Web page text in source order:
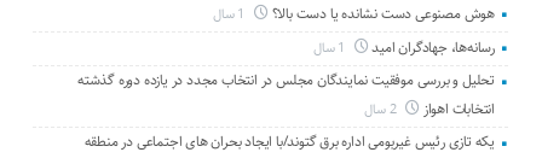
هوش مصنوعی دست نشانده یا دست بالا؟
رسانه‌ها، جهادگران امید
تحلیل و بررسی موفقیت نمایندگان مجلس در انتخاب مجدد در یازده دوره گذشته
انتخابات اهواز
2 سال
یکه تازی رئیس غیربومی اداره برق گتوند/با ایجاد بحران های اجتماعی در منطقه